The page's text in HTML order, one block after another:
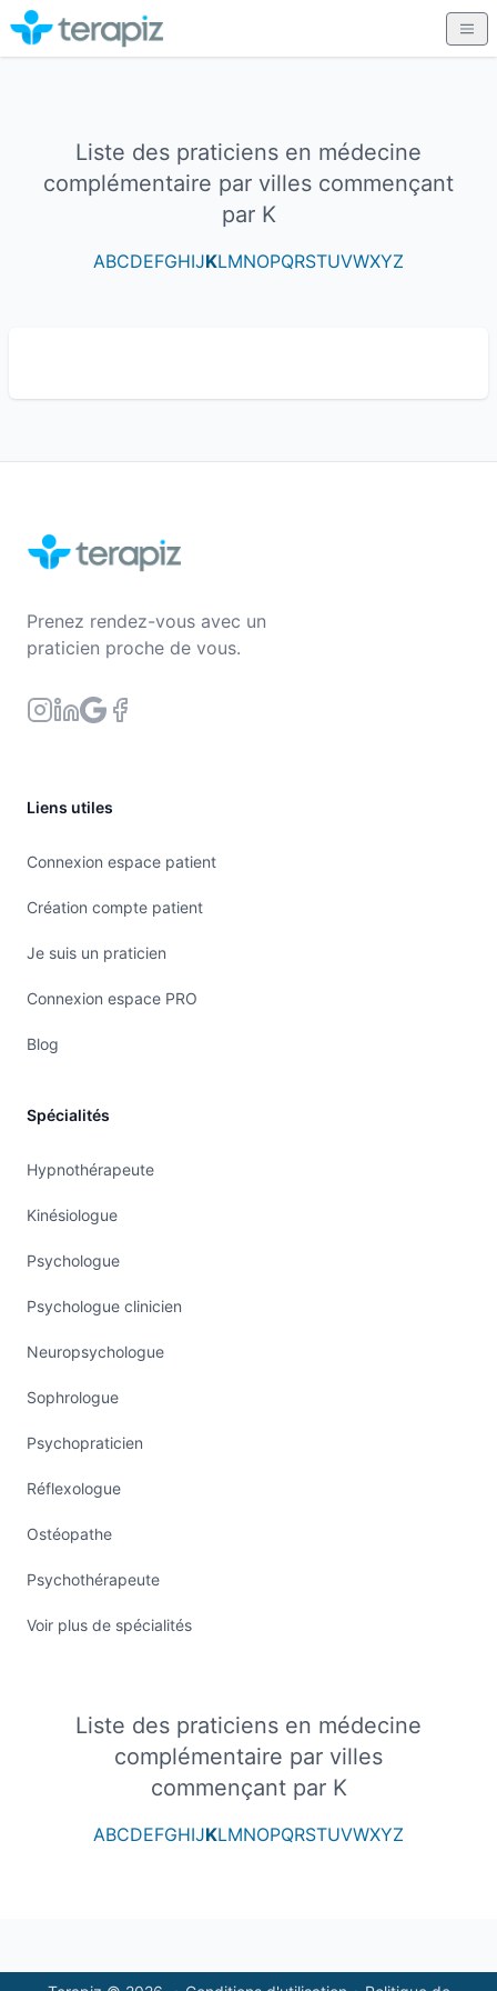
Liste des praticiens en médecine
complémentaire par villes commençant
par K
ABCDEFGHIJKLMNOPQRSTUVWXYZ
Prenez rendez-vous avec un
praticien proche de vous.
Liens utiles
Connexion espace patient
Création compte patient
Je suis un praticien
Connexion espace PRO
Blog
Spécialités
Hypnothérapeute
Kinésiologue
Psychologue
Psychologue clinicien
Neuropsychologue
Sophrologue
Psychopraticien
Réflexologue
Ostéopathe
Psychothérapeute
Voir plus de spécialités
Liste des praticiens en médecine
complémentaire par villes
commençant par K
ABCDEFGHIJKLMNOPQRSTUVWXYZ